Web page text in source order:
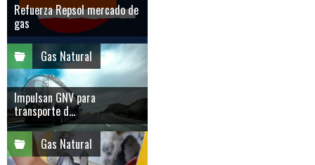
Refuerza Repsol mercado de
gas
Gas Natural
Impulsan GNV para
transporte d...
Gas Natural